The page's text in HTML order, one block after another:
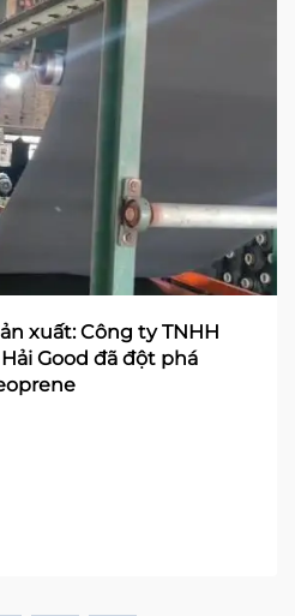
xuất: Công ty TNHH
Good đã đột phá